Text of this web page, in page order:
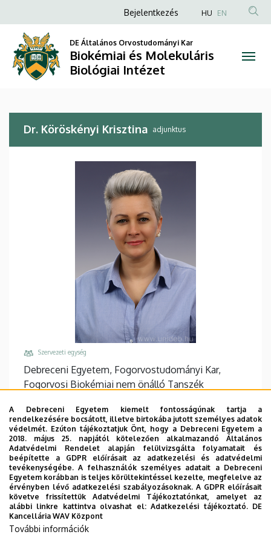
Köröskényi
Krisztina
Biokémiai
Molekuláris
a
tartalomra
Anonim
fiók
menüje
Bejelentkezés HU EN
DE Általános Orvostudományi Kar
Biokémiai és Molekuláris
Biológiai Intézet
Dr. Köröskényi Krisztina adjunktus
Szervezeti egység
Debreceni Egyetem, Fogorvostudományi Kar,
Fogorvosi Biokémiai nem önálló Tanszék
+36 52 411 600 / 64789
Email
kkriszti@med.unideb.hu
Cím
4032 Debrecen Egyetem tér 1
Épület, emelet, ajtó
Élettudományi labor épület
(Munkavégzés helye: ÁOK Biokémiai és
A Debreceni Egyetem kiemelt fontosságúnak tartja a
rendelkezésére bocsátott, illetve birtokába jutott személyes adatok
védelmét. Ezúton tájékoztatjuk Önt, hogy a Debreceni Egyetem a
2018. május 25. napjától kötelezően alkalmazandó Általános
Adatvédelmi Rendelet alapján felülvizsgálta folyamatait és
beépítette a GDPR előírásait az adatkezelési és adatvédelmi
tevékenységébe. A felhasználók személyes adatait a Debreceni
Egyetem korábban is teljes körültekintéssel kezelte, megfelelve az
érvényben lévő adatkezelési szabályozásoknak. A GDPR előírásait
követve frissítettük Adatvédelmi Tájékoztatónkat, amelyet az
alábbi linkre kattintva olvashat el:Adatkezelési tájékoztató. DE
Kancellária WAV Központ
További információk